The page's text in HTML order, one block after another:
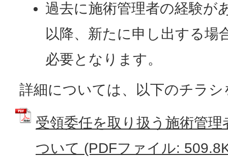
過去に施術管理者の経験が
以降、新たに申し出する場
必要となります。
詳細については、以下のチラ
受領委任を取り扱う施術管
ついて (PDFファイル: